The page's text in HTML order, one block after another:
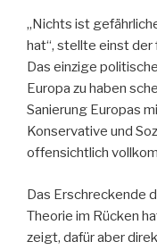
„Nichts ist
hat“, stellte einst
Das einzige
Europa zu haben
Sanierung Europas
Konservative und
offensichtlich
Das Erschreckende
Theorie im Rücken
zeigt, dafür aber